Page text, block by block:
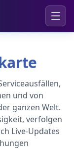
und von
ganzen Welt.
verfolgen
Live-Updates